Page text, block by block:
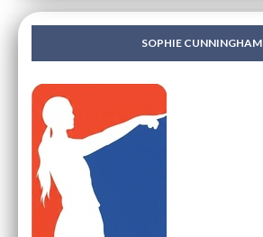
SOPHIE CUNNINGHAM